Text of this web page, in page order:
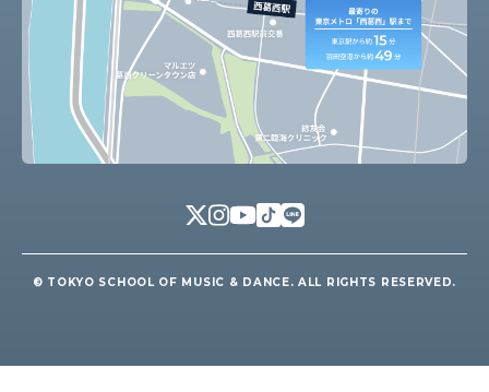
© TOKYO SCHOOL OF MUSIC & DANCE. ALL RIGHTS RESERVED.